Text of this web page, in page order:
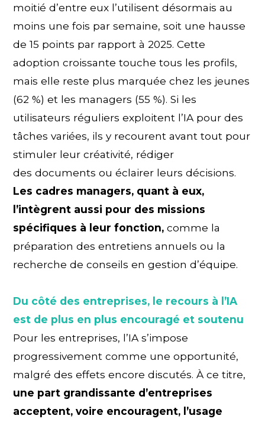
moitié d’entre eux l’utilisent désormais au
moins une fois par semaine, soit une hausse
de 15 points par rapport à 2025. Cette
adoption croissante touche tous les profils,
mais elle reste plus marquée chez les jeunes
(62 %) et les managers (55 %). Si les
utilisateurs réguliers exploitent l’IA pour des
tâches variées, ils y recourent avant tout pour
stimuler leur créativité, rédiger
des documents ou éclairer leurs décisions.
Les cadres managers, quant à eux,
l’intègrent aussi pour des missions
spécifiques à leur fonction, comme la
préparation des entretiens annuels ou la
recherche de conseils en gestion d’équipe.
Du côté des entreprises, le recours à l’IA
est de plus en plus encouragé et soutenu
Pour les entreprises, l’IA s’impose
progressivement comme une opportunité,
malgré des effets encore discutés. À ce titre,
une part grandissante d’entreprises
acceptent, voire encouragent, l’usage